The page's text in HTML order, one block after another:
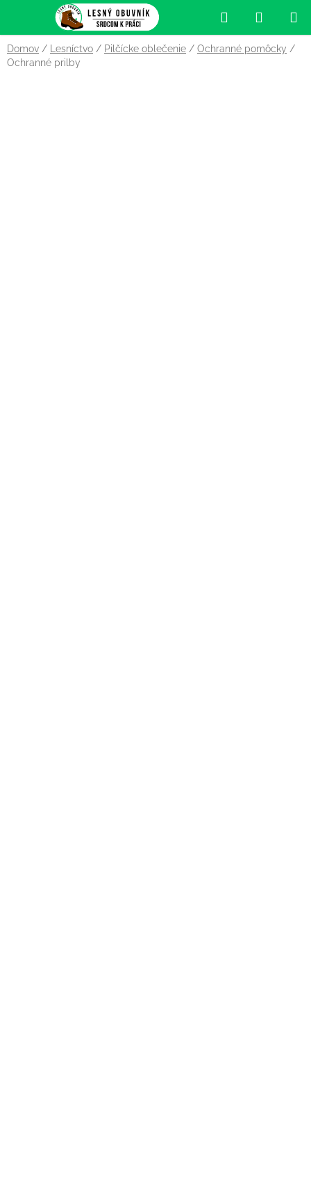
obsah
Hľadať
KOŠÍK
Domov / Lesníctvo / Pilčícke oblečenie / Ochranné pomôcky /
Ochranné prilby